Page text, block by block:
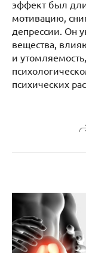
эффект был
мотивацию,
депрессии. Он
вещества,
и
психических